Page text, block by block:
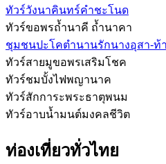
ทัวร์วังนาคินทร์คำชะโนด
ทัวร์ขอพรถ้ำนาคี ถ้ำนาคา
ชุมชนปะโคตำนานรักนางอุสา-ท้
ทัวร์สายมูขอพรเสริมโชค
ทัวร์ชมบั้งไฟพญานาค
ทัวร์สักการะพระธาตุพนม
ทัวร์อาบน้ำมนต์มงคลชีวิต
ท่องเที่ยวทั่วไทย